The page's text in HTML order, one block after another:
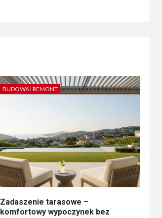
BUDOWA I REMONT
Zadaszenie tarasowe –
komfortowy wypoczynek bez